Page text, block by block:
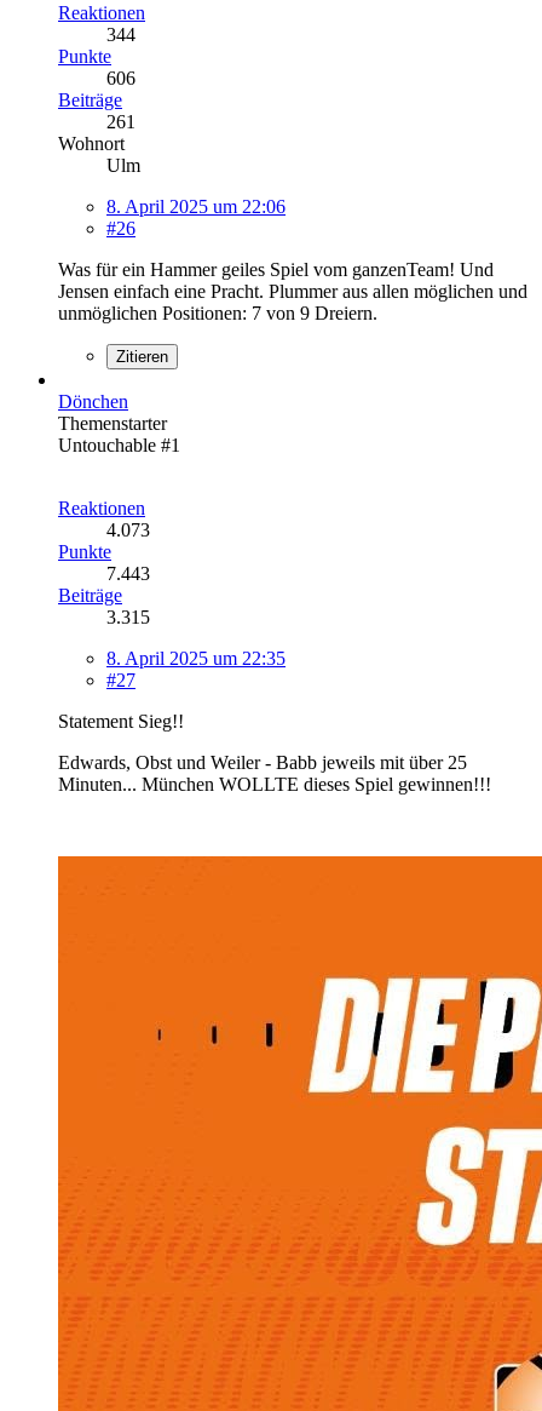
Reaktionen
344
Punkte
606
Beiträge
261
Wohnort
Ulm
8. April 2025 um 22:06
#26
Was für ein Hammer geiles Spiel vom ganzenTeam! Und
Jensen einfach eine Pracht. Plummer aus allen möglichen und
unmöglichen Positionen: 7 von 9 Dreiern.
Zitieren
Dönchen
Themenstarter
Untouchable #1
Reaktionen
4.073
Punkte
7.443
Beiträge
3.315
8. April 2025 um 22:35
#27
Statement Sieg!!
Edwards, Obst und Weiler - Babb jeweils mit über 25
Minuten... München WOLLTE dieses Spiel gewinnen!!!